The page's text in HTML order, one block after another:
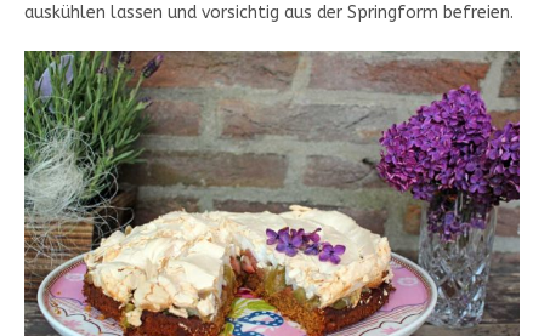
auskühlen lassen und vorsichtig aus der Springform befreien.